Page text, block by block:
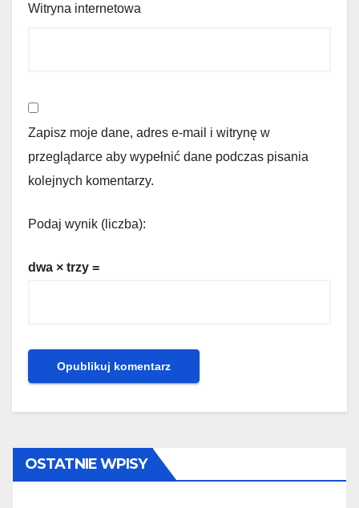
Witryna internetowa
Zapisz moje dane, adres e-mail i witrynę w
przeglądarce aby wypełnić dane podczas pisania
kolejnych komentarzy.
Podaj wynik (liczba):
dwa × trzy =
OSTATNIE WPISY